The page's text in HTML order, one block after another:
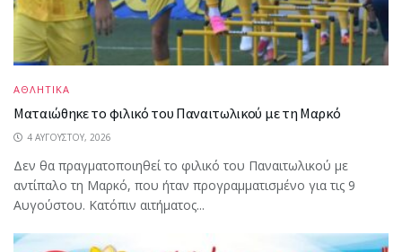
ΑΘΛΗΤΙΚΑ
Ματαιώθηκε το φιλικό του Παναιτωλικού με τη Μαρκό
4 ΑΥΓΟΎΣΤΟΥ, 2026
Δεν θα πραγματοποιηθεί το φιλικό του Παναιτωλικού με
αντίπαλο τη Μαρκό, που ήταν προγραμματισμένο για τις 9
Αυγούστου. Κατόπιν αιτήματος...